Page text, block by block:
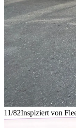
11/82Inspiziert von